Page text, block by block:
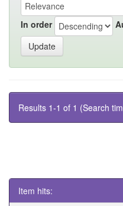
In order
Results 1-1 of 1 (Search
Item hits: